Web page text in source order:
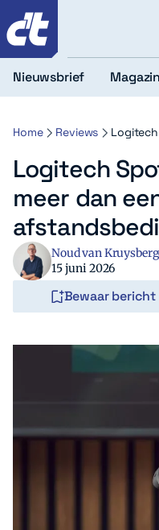
Nieuwsbrief
Home Reviews
Logitech
meer dan
Noud van
15 juni 2026
Bewaar bericht